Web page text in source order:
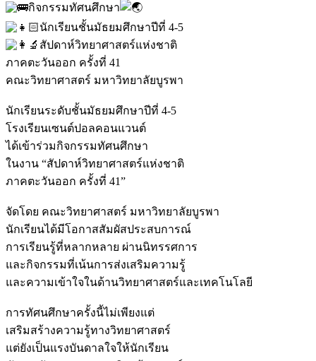
กิจกรรมทัศนศึกษา
นักเรียนชั้นมัธยมศึกษาปีที่ 4-5
สัปดาห์วิทยาศาสตร์แห่งชาติ
ภาคตะวันออก ครั้งที่ 41
คณะวิทยาศาสตร์ มหาวิทยาลัยบูรพา
นักเรียนระดับชั้นมัธยมศึกษาปีที่ 4-5
โรงเรียนเซนต์ปอลคอนแวนต์
ได้เข้าร่วมกิจกรรมทัศนศึกษา
ในงาน “สัปดาห์วิทยาศาสตร์แห่งชาติ
ภาคตะวันออก ครั้งที่ 41”
จัดโดย คณะวิทยาศาสตร์ มหาวิทยาลัยบูรพา
นักเรียนได้มีโอกาสสัมผัสประสบการณ์
การเรียนรู้ที่หลากหลาย ผ่านนิทรรศการ
และกิจกรรมที่เน้นการส่งเสริมความรู้
และความเข้าใจในด้านวิทยาศาสตร์และเทคโนโลยี
การทัศนศึกษาครั้งนี้ไม่เพียงแต่
เสริมสร้างความรู้ทางวิทยาศาสตร์
แต่ยังเป็นแรงบันดาลใจให้นักเรียน